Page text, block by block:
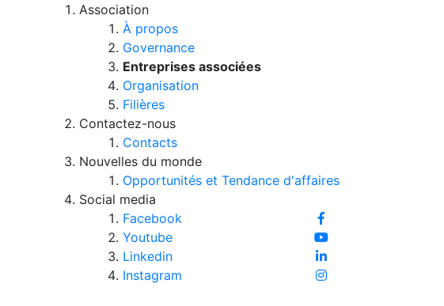
Association
À propos
Governance
Entreprises associées
Organisation
Filières
Contactez-nous
Contacts
Nouvelles du monde
Opportunités et Tendance d'affaires
Social media
Facebook
Youtube
Linkedin
Instagram